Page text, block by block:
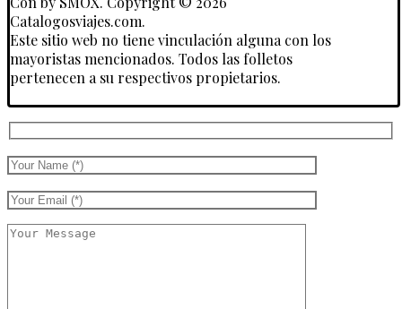
Catalogosviajes.com.
Este sitio web no tiene vinculación alguna con los
mayoristas mencionados. Todos las folletos
pertenecen a su respectivos propietarios.